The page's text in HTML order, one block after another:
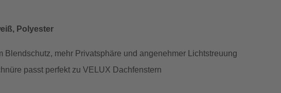
Polyester
mehr Privatsphäre und angenehmer Lichtstreuung
passt perfekt zu VELUX Dachfenstern